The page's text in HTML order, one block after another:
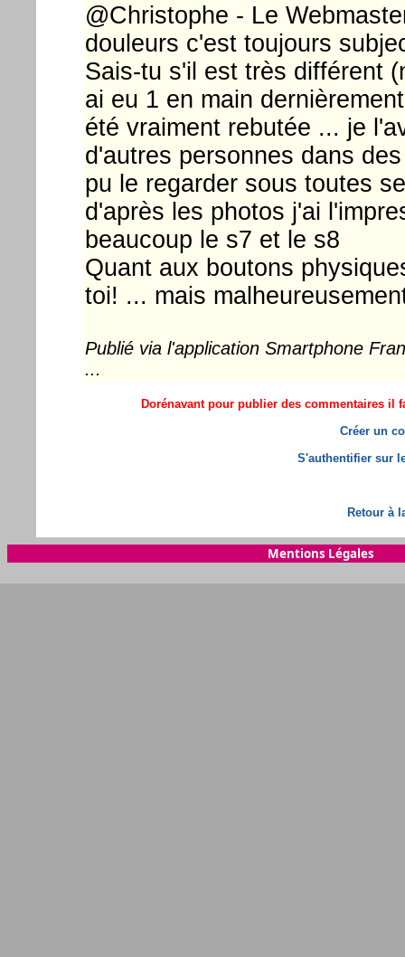
@Christophe - Le
douleurs c'est toujours
Sais-tu s'il est très différent
ai eu 1 en main
été vraiment rebutée ... je
d'autres personnes dans
pu le regarder sous toutes
d'après les photos j'ai
beaucoup le s7 et le s8
Quant aux boutons
toi! ... mais
Publié via l'application Smartphone
...
Dorénavant pour publier des commentaires il
Créer un
S'authentifier sur
Retour à
Mentions Légales